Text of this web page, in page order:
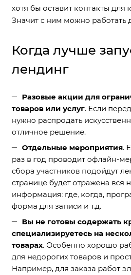
хотя бы оставит контакты для
Значит с ним можно работать
Когда лучше
лендинг
Разовые акции для
товаров или услуг. Если
нужно распродать
отличное решение.
Отдельные мероприятия.
раз в год проводит офлайн-
сбора участников подойдут
странице будет отражена вся
информация: где, когда,
форма для записи и т.д.
Вы не готовы содержать
специализируетесь на
товарах. Особенно хорошо
для недорогих товаров и
Например, для заказа работ